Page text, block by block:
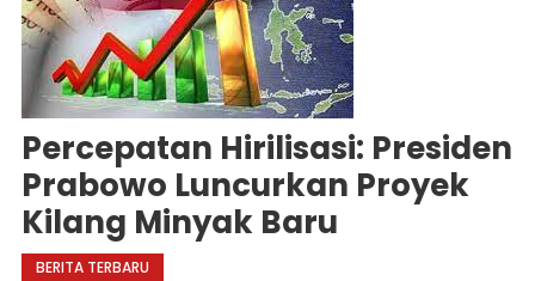
Percepatan Hirilisasi: Presiden
Prabowo Luncurkan Proyek
Kilang Minyak Baru
BERITA TERBARU